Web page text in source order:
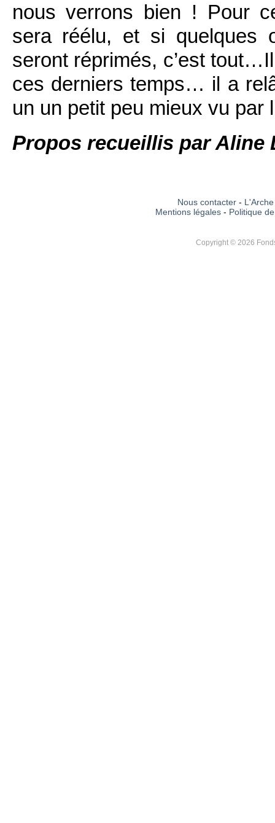
nous verrons bien ! Pour
sera réélu, et si quelques
seront réprimés, c’est
ces derniers temps… il a
un un petit peu mieux vu par
Propos recueillis par Aline
Nous contacter-
Mentions légales - Politique
Copyright © 2026